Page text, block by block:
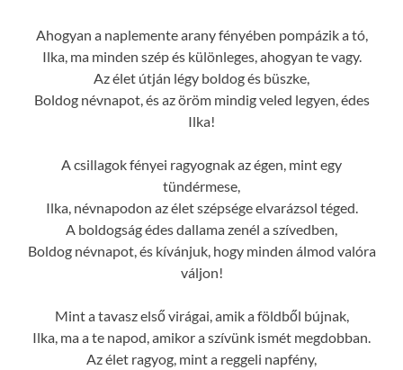
Ahogyan a naplemente arany fényében pompázik a tó,
Ilka, ma minden szép és különleges, ahogyan te vagy.
Az élet útján légy boldog és büszke,
Boldog névnapot, és az öröm mindig veled legyen, édes
Ilka!
A csillagok fényei ragyognak az égen, mint egy
tündérmese,
Ilka, névnapodon az élet szépsége elvarázsol téged.
A boldogság édes dallama zenél a szívedben,
Boldog névnapot, és kívánjuk, hogy minden álmod valóra
váljon!
Mint a tavasz első virágai, amik a földből bújnak,
Ilka, ma a te napod, amikor a szívünk ismét megdobban.
Az élet ragyog, mint a reggeli napfény,